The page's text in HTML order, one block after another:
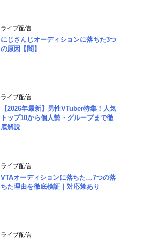
ライブ配信
にじさんじオーディションに落ちた3つ
の原因【闇】
ライブ配信
【2026年最新】男性VTuber特集！人気
トップ10から個人勢・グループまで徹
底解説
ライブ配信
VTAオーディションに落ちた…7つの落
ちた理由を徹底検証｜対応策あり
ライブ配信